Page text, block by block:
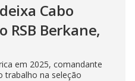
Cabo
RSB Berkane,
em 2025, comandante
trabalho na seleção